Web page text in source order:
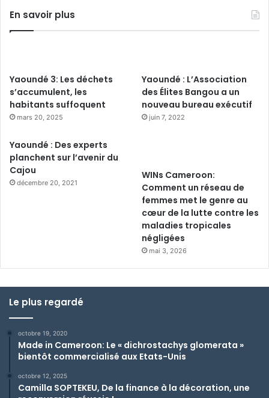
En savoir plus
Yaoundé 3: Les déchets
s’accumulent, les
habitants suffoquent
mars 20, 2025
Yaoundé : L’Association
des Élites Bangou a un
nouveau bureau exécutif
juin 7, 2022
Yaoundé : Des experts
planchent sur l’avenir du
Cajou
décembre 20, 2021
WINs Cameroon:
Comment un réseau de
femmes met le genre au
cœur de la lutte contre les
maladies tropicales
négligées
mai 3, 2026
Le plus regardé
octobre 19, 2020
Made in Cameroon: Le « dichrostachys glomerata »
bientôt commercialisé aux Etats-Unis
octobre 12, 2025
Camilla SOPTEKEU, De la finance à la décoration, une